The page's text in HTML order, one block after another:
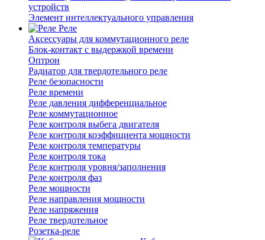
устройств
Элемент интеллектуального управления
Реле
Аксессуары для коммутационного реле
Блок-контакт с выдержкой времени
Оптрон
Радиатор для твердотельного реле
Реле безопасности
Реле времени
Реле давления дифференциальное
Реле коммутационное
Реле контроля выбега двигателя
Реле контроля коэффициента мощности
Реле контроля температуры
Реле контроля тока
Реле контроля уровня/заполнения
Реле контроля фаз
Реле мощности
Реле направления мощности
Реле напряжения
Реле твердотельное
Розетка-реле